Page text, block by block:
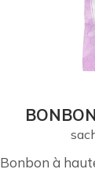
Bonbon à